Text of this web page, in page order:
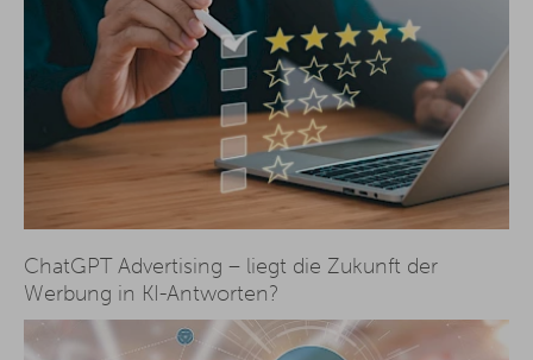
ChatGPT Advertising – liegt die Zukunft der
Werbung in KI-Antworten?